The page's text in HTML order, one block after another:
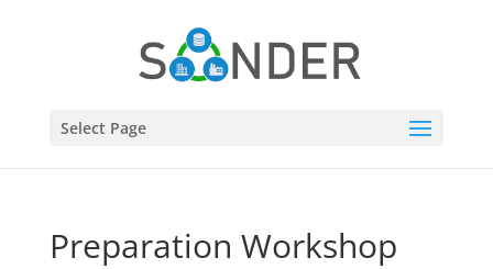
Select Page
Preparation Workshop